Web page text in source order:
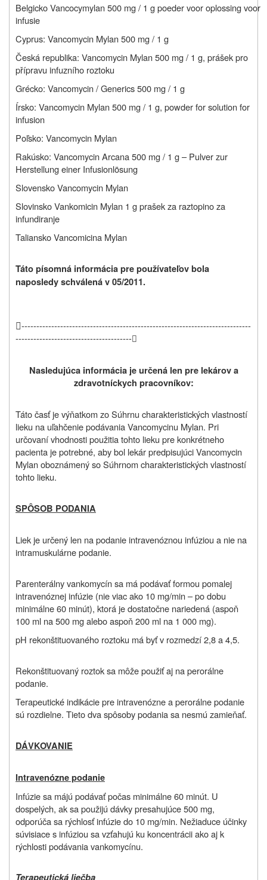
Belgicko Vancocymylan 500 mg / 1 g poeder voor oplossing voor
infusie
Cyprus: Vancomycin Mylan 500 mg / 1 g
Česká republika: Vancomycin Mylan 500 mg / 1 g, prášek pro
přípravu infuzního roztoku
Grécko: Vancomycin / Generics 500 mg / 1 g
Írsko: Vancomycin Mylan 500 mg / 1 g, powder for solution for
infusion
Poľsko: Vancomycin Mylan
Rakúsko: Vancomycin Arcana 500 mg / 1 g – Pulver zur
Herstellung einer Infusionlösung
Slovensko Vancomycin Mylan
SlovinskoVankomicin Mylan 1 g prašek za raztopino za
infundiranje
Taliansko Vancomicina Mylan
Táto písomná informácia pre používateľov bola
naposledy schválená v 05/2011.
-----------------------------------------------------------------------------
---------------------------------------
Nasledujúca informácia je určená len pre lekárov a
zdravotníckych pracovníkov:
Táto časť je výňatkom zo Súhrnu charakteristických vlastností
lieku na uľahčenie podávania Vancomycinu Mylan. Pri
určovaní vhodnosti použitia tohto lieku pre konkrétneho
pacienta je potrebné, aby bol lekár predpisujúci Vancomycin
Mylan oboznámený so Súhrnom charakteristických vlastností
tohto lieku.
SPÔSOB PODANIA
Liek je určený len na podanie intravenóznou infúziou a nie na
intramuskulárne podanie.
Parenterálny vankomycín sa má podávať formou pomalej
intravenóznej infúzie (nie viac ako 10 mg/min – po dobu
minimálne 60 minút), ktorá je dostatočne nariedená (aspoň
100 ml na 500 mg alebo aspoň 200 ml na 1 000 mg).
pH rekonštituovaného roztoku má byť v rozmedzí 2,8 a 4,5.
Rekonštituovaný roztok sa môže použiť aj na perorálne
podanie.
Terapeutické indikácie pre intravenózne a perorálne podanie
sú rozdielne. Tieto dva spôsoby podania sa nesmú zamieňať.
DÁVKOVANIE
Intravenózne podanie
Infúzie sa májú podávať počas minimálne 60 minút. U
dospelých, ak sa použijú dávky presahujúce 500 mg,
odporúča sa rýchlosť infúzie do 10 mg/min. Nežiaduce účinky
súvisiace s infúziou sa vzťahujú ku koncentrácii ako aj k
rýchlosti podávania vankomycínu.
Terapeutická liečba